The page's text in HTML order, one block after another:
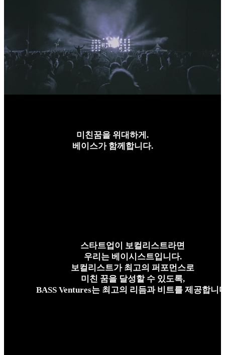
미친꿈을 위대하게.
베이스가 함께합니다.
스타트업이 보컬리스트라면
우리는 베이시스트입니다.
보컬리스트가 최고의 퍼포먼스로
미친 꿈을 달성할 수 있도록,
BASS Ventures는 최고의 리듬과 비트를 제공합니